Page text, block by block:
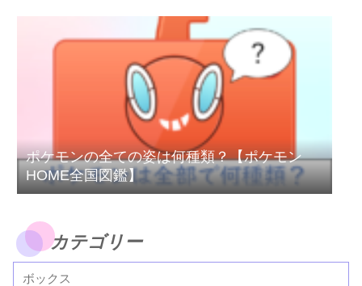
ポケモンの全ての姿は何種類？【ポケモン
HOME全国図鑑】
カテゴリー